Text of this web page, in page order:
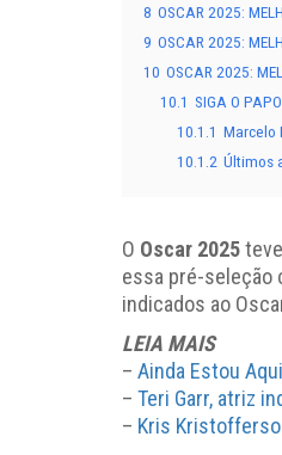
8 OSCAR 2025:
9 OSCAR 2025:
10 OSCAR 2025:
10.1 SIGA O
10.1.1 Marcelo
10.1.2 Últimos
O Oscar 2025
essa pré-seleção
indicados ao
LEIA MAIS
– Ainda Estou
– Teri Garr, atriz
– Kris